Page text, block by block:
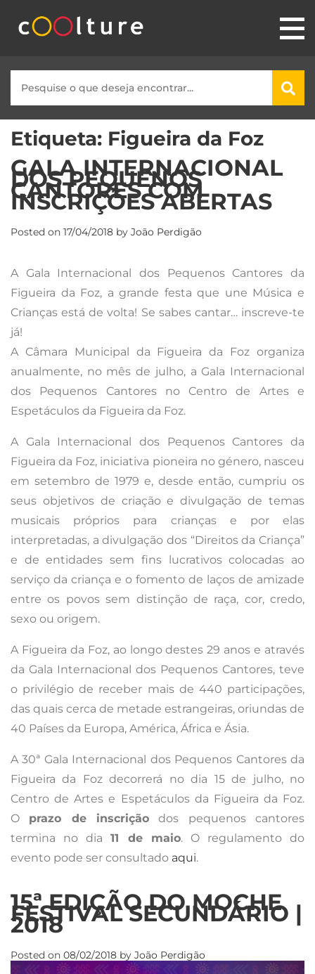
Etiqueta: Figueira da Foz
GALA INTERNACIONAL
DOS PEQUENOS
CANTORES COM
INSCRIÇÕES ABERTAS
Posted on 17/04/2018 by João Perdigão
A Gala Internacional dos Pequenos Cantores da
Figueira da Foz, a grande festa que une Música e
Crianças está de volta! Se sabes cantar… inscreve-te
já!
A Câmara Municipal da Figueira da Foz organiza
anualmente, no mês de julho, a Gala Internacional
dos Pequenos Cantores no Centro de Artes e
Espetáculos da Figueira da Foz.
A Gala Internacional dos Pequenos Cantores da
Figueira da Foz, iniciativa pioneira no género, nasceu
em setembro de 1979 e, desde então, cumpriu os
seus objetivos de criação e divulgação de temas
musicais próprios para crianças e por elas
interpretadas, a divulgação dos “Direitos da Criança”
e de entidades sem fins lucrativos colocadas ao
serviço da criança e o fomento de laços de amizade
entre os povos sem distinção de raça, cor, credo,
sexo ou origem.
A Figueira da Foz, ao longo destes 29 anos e através
da Gala Internacional dos Pequenos Cantores, teve
o privilégio de receber mais de 440 participações,
das quais cerca de metade estrangeiras, oriundas de
40 Países da Europa, América, África e Ásia.
A 30ª Gala Internacional dos Pequenos Cantores da
Figueira da Foz decorrerá no dia 15 de julho, no
Centro de Artes e Espetáculos da Figueira da Foz.
O prazo de inscrição dos pequenos cantores
termina no dia11 de maio. O regulamento do
evento pode ser consultado aqui.
15ª EDIÇÃO DO MOCHE
FESTIVAL SECUNDÁRIO |
2018
Posted on 08/02/2018 by João Perdigão